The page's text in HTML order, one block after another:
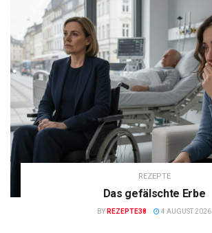
REZEPTE
Das gefälschte Erbe
BY REZEPTE38 4 AUGUST 2026